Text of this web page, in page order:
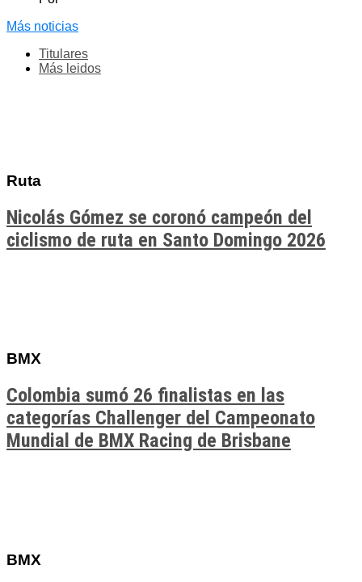
Más noticias
Titulares
Más leidos
Ruta
Nicolás Gómez se coronó campeón del
ciclismo de ruta en Santo Domingo 2026
BMX
Colombia sumó 26 finalistas en las
categorías Challenger del Campeonato
Mundial de BMX Racing de Brisbane
BMX